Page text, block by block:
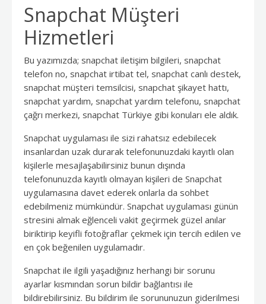
Snapchat Müşteri
Hizmetleri
Bu yazımızda; snapchat iletişim bilgileri, snapchat
telefon no, snapchat irtibat tel, snapchat canlı destek,
snapchat müşteri temsilcisi, snapchat şikayet hattı,
snapchat yardım, snapchat yardım telefonu, snapchat
çağrı merkezi, snapchat Türkiye gibi konuları ele aldık.
Snapchat uygulaması ile sizi rahatsız edebilecek
insanlardan uzak durarak telefonunuzdaki kayıtlı olan
kişilerle mesajlaşabilirsiniz bunun dışında
telefonunuzda kayıtlı olmayan kişileri de Snapchat
uygulamasına davet ederek onlarla da sohbet
edebilmeniz mümkündür. Snapchat uygulaması günün
stresini almak eğlenceli vakit geçirmek güzel anılar
biriktirip keyifli fotoğraflar çekmek için tercih edilen ve
en çok beğenilen uygulamadır.
Snapchat ile ilgili yaşadığınız herhangi bir sorunu
ayarlar kısmından sorun bildir bağlantısı ile
bildirebilirsiniz. Bu bildirim ile sorununuzun giderilmesi